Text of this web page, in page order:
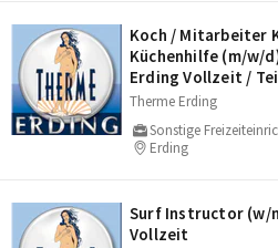
Koch /​ Mitarbeiter
Küchenhilfe (m/​w/​
Erding Vollzeit /​
Therme Erding
Sonstige
Erding
Surf Instructor (w/​
Vollzeit